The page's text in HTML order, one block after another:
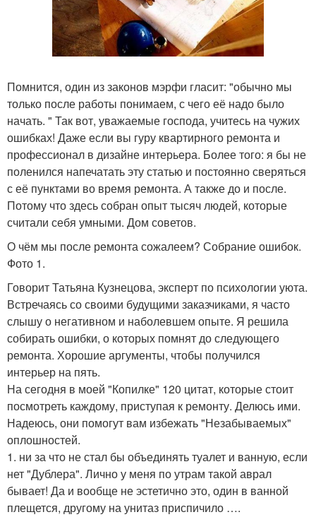
Помнится, один из законов мэрфи гласит: "обычно мы
только после работы понимаем, с чего её надо было
начать. " Так вот, уважаемые господа, учитесь на чужих
ошибках! Даже если вы гуру квартирного ремонта и
профессионал в дизайне интерьера. Более того: я бы не
поленился напечатать эту статью и постоянно сверяться
с её пунктами во время ремонта. А также до и после.
Потому что здесь собран опыт тысяч людей, которые
считали себя умными. Дом советов.
О чём мы после ремонта сожалеем? Собрание ошибок.
Фото 1.
Говорит Татьяна Кузнецова, эксперт по психологии уюта.
Встречаясь со своими будущими заказчиками, я часто
слышу о негативном и наболевшем опыте. Я решила
собирать ошибки, о которых помнят до следующего
ремонта. Хорошие аргументы, чтобы получился
интерьер на пять.
На сегодня в моей "Копилке" 120 цитат, которые стоит
посмотреть каждому, приступая к ремонту. Делюсь ими.
Надеюсь, они помогут вам избежать "Незабываемых"
оплошностей.
1. ни за что не стал бы объединять туалет и ванную, если
нет "Дублера". Лично у меня по утрам такой аврал
бывает! Да и вообще не эстетично это, один в ванной
плещется, другому на унитаз приспичило ….